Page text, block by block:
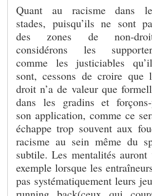
Quant au racisme dans
stades, puisqu’ils ne sont
des zones de non-
considérons les
comme les justiciables
sont, cessons de croire que
droit n’a de valeur que
dans les gradins et
son application, comme ce
échappe trop souvent aux
racisme au sein même du
subtile. Les mentalités
exemple lorsque les
pas systématiquement leurs